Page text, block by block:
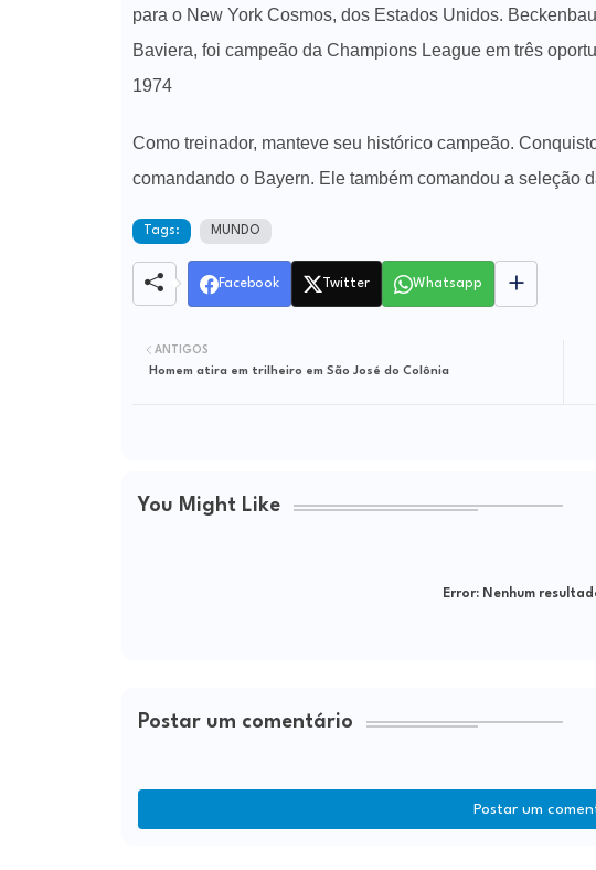
para o New York Cosmos, dos Estados Unidos.
Baviera, foi campeão da Champions League em três
1974
Como treinador, manteve seu histórico campeão.
comandando o Bayern. Ele também comandou a seleção
Tags: MUNDO
Facebook Twitter Whatsapp
ANTIGOS
Homem atira em trilheiro em São José do Colônia
You Might Like
Error:Nenhum
Postar um comentário
Postar um